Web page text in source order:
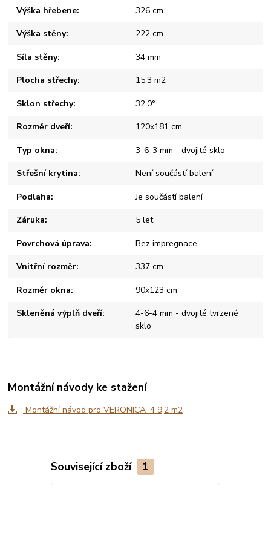
Výška hřebene 326 cm
Výška stěny 222 cm
Síla stěny 34 mm
Plocha střechy 15,3 m2
Sklon střechy 32,0°
Rozměr dveří 120x181 cm
Typ okna 3-6-3 mm - dvojité sklo
Střešní krytina Není součástí balení
Podlaha Je součástí balení
Záruka 5 let
Povrchová úprava Bez impregnace
Vnitřní rozměr 337 cm
Rozměr okna 90x123 cm
Skleněná výplň dveří
4-6-4 mm - dvojité tvrzené
sklo
Montážní návody ke stažení
Montážní návod pro VERONICA_4 9,2 m2
Související zboží 1